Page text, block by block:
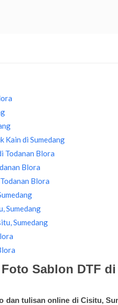
Kain di Sumedang
Todanan Blora
Blora
Blora
Sumedang
Sumedang
Sablon DTF
dan tulisan online di Cisitu,